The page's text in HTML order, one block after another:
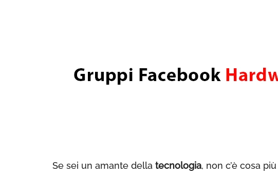
Se sei un amante della tecnologia, non c’è cosa